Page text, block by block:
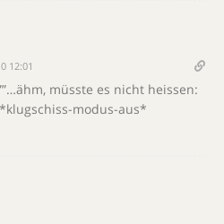
12:01
müsste es nicht heissen:
modus-aus*